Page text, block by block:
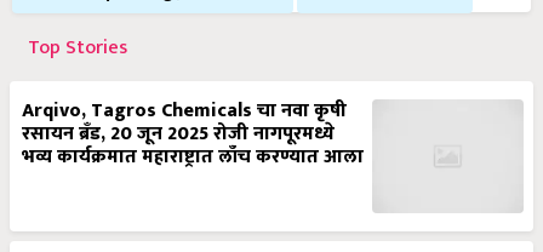
Top Stories
Arqivo, Tagros Chemicals चा नवा कृषी
रसायन ब्रँड, 20 जून 2025 रोजी नागपूरमध्ये
भव्य कार्यक्रमात महाराष्ट्रात लाँच करण्यात आला